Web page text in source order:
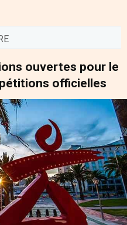
ouvertes pour le
officielles